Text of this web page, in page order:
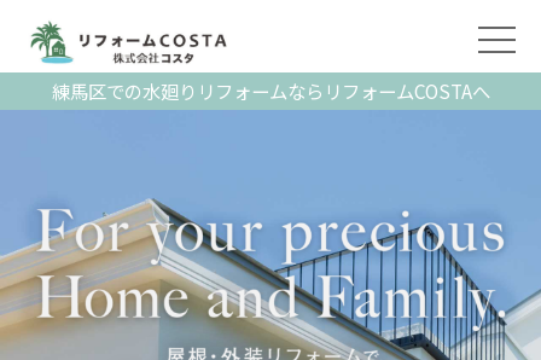
練馬区での水廻りリフォームならリフォームCOSTAへ